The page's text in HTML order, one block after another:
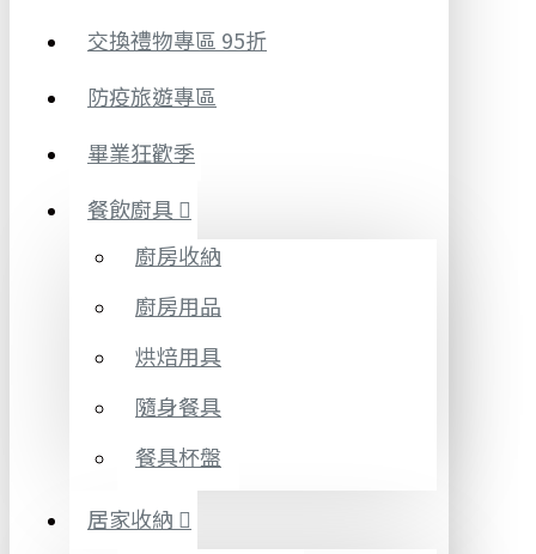
交換禮物專區 95折
防疫旅遊專區
畢業狂歡季
餐飲廚具
廚房收納
廚房用品
烘焙用具
隨身餐具
餐具杯盤
居家收納